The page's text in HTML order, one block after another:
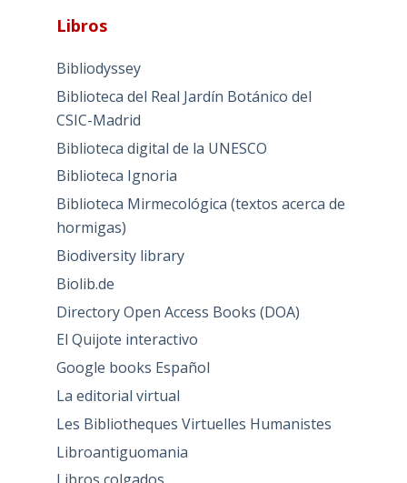
Diccionario médico-biológico de la USAL
Perseus digital library
Working language
Libros
Bibliodyssey
Biblioteca del Real Jardín Botánico del
CSIC-Madrid
Biblioteca digital de la UNESCO
Biblioteca Ignoria
Biblioteca Mirmecológica (textos acerca de
hormigas)